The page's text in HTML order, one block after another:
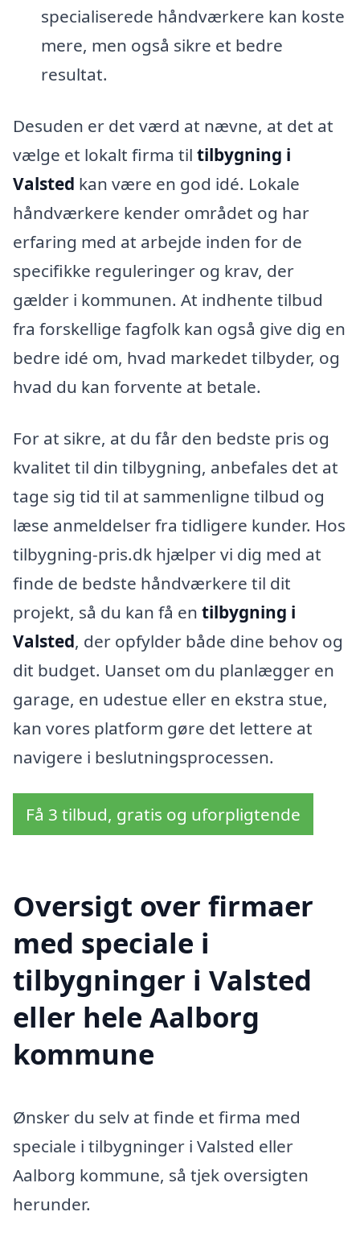
specialiserede håndværkere kan koste
mere, men også sikre et bedre
resultat.
Desuden er det værd at nævne, at det at
vælge et lokalt firma til tilbygning i
Valsted kan være en god idé. Lokale
håndværkere kender området og har
erfaring med at arbejde inden for de
specifikke reguleringer og krav, der
gælder i kommunen. At indhente tilbud
fra forskellige fagfolk kan også give dig en
bedre idé om, hvad markedet tilbyder, og
hvad du kan forvente at betale.
For at sikre, at du får den bedste pris og
kvalitet til din tilbygning, anbefales det at
tage sig tid til at sammenligne tilbud og
læse anmeldelser fra tidligere kunder. Hos
tilbygning-pris.dk hjælper vi dig med at
finde de bedste håndværkere til dit
projekt, så du kan få en tilbygning i
Valsted, der opfylder både dine behov og
dit budget. Uanset om du planlægger en
garage, en udestue eller en ekstra stue,
kan vores platform gøre det lettere at
navigere i beslutningsprocessen.
Få 3 tilbud, gratis og uforpligtende
Oversigt over firmaer
med speciale i
tilbygninger i Valsted
eller hele Aalborg
kommune
Ønsker du selv at finde et firma med
speciale i tilbygninger i Valsted eller
Aalborg kommune, så tjek oversigten
herunder.